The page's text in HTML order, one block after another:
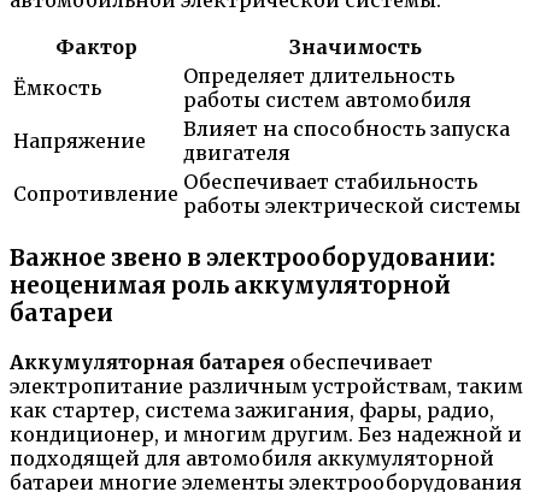
Фактор
Значимость
Ёмкость
Определяет длительность
работы систем автомобиля
Напряжение
Влияет на способность запуска
двигателя
Сопротивление Обеспечивает стабильность
работы электрической системы
Важное звено в электрооборудовании:
неоценимая роль аккумуляторной
батареи
Аккумуляторная батарея обеспечивает
электропитание различным устройствам, таким
как стартер, система зажигания, фары, радио,
кондиционер, и многим другим. Без надежной и
подходящей для автомобиля аккумуляторной
батареи многие элементы электрооборудования